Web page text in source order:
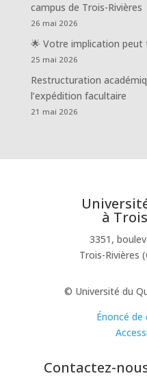
campus de Trois-Rivières
26 mai 2026
🌟 Votre implication
25 mai 2026
Restructuration
l’expédition facultaire
21 mai 2026
à
3351,
Trois-Rivières
© Université du
Énoncé
Contactez-